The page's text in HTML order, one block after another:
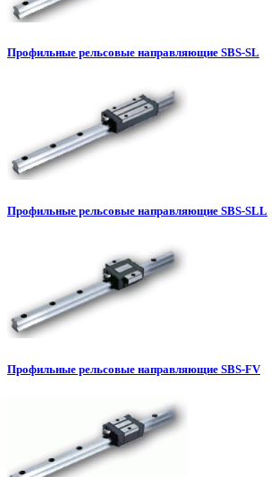
Профильные рельсовые направляющие SBS-SL
Профильные рельсовые направляющие SBS-SLL
Профильные рельсовые направляющие SBS-FV